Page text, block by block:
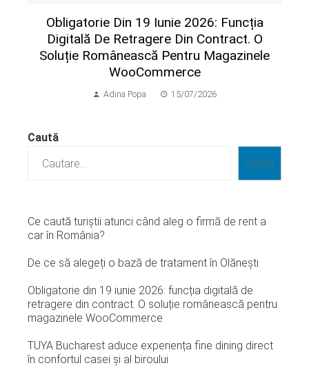
Obligatorie Din 19 Iunie 2026: Funcția
Digitală De Retragere Din Contract. O
Soluție Românească Pentru Magazinele
WooCommerce
Adina Popa 15/07/2026
Caută
Caută
Ce caută turiștii atunci când aleg o firmă de rent a
car în România?
De ce să alegeți o bază de tratament în Olănești
Obligatorie din 19 iunie 2026: funcția digitală de
retragere din contract. O soluție românească pentru
magazinele WooCommerce
TUYA Bucharest aduce experiența fine dining direct
în confortul casei și al biroului